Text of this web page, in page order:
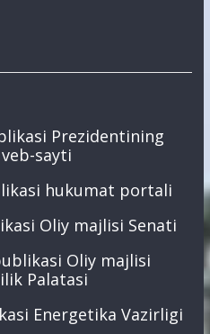
Prezidentining
sayti
hukumat portali
Oliy majlisi Senati
Oliy majlisi
Palatasi
Energetika Vazirligi